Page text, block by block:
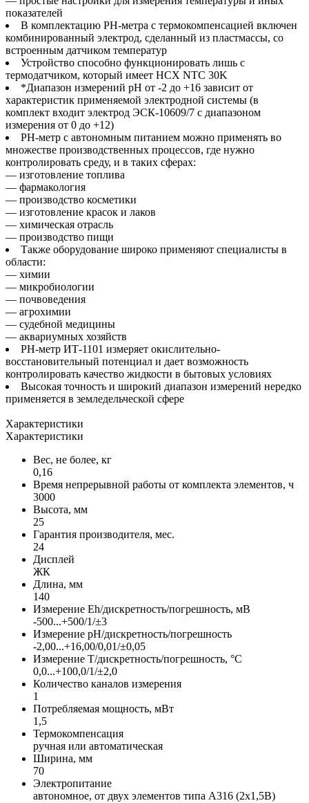
показателей
В комплектацию PH-метра с термокомпенсацией включен
комбинированный электрод, сделанный из пластмассы, со
встроенным датчиком температур
Устройство способно функционировать лишь с
термодатчиком, который имеет HCX NTC 30K
*Диапазон измерений pH от -2 до +16 зависит от
характеристик применяемой электродной системы (в
комплект входит электрод ЭСК-10609/7 с диапазоном
измерения от 0 до +12)
PH-метр с автономным питанием можно применять во
множестве производственных процессов, где нужно
контролировать среду, и в таких сферах:
— изготовление топлива
— фармакология
— производство косметики
— изготовление красок и лаков
— химическая отрасль
— производство пищи
Также оборудование широко применяют специалисты в
области:
— химии
— микробиологии
— почвоведения
— агрохимии
— судебной медицины
— аквариумных хозяйств
PН-метр ИТ-1101 измеряет окислительно-
восстановительный потенциал и дает возможность
контролировать качество жидкости в бытовых условиях
Высокая точность и широкий диапазон измерений нередко
применяется в земледельческой сфере
Характеристики
Характеристики
Вес, не более, кг
0,16
Время непрерывной работы от комплекта элементов, ч
3000
Высота, мм
25
Гарантия производителя, мес.
24
Дисплей
ЖК
Длина, мм
140
Измерение Eh/дискретность/погрешность, мВ
-500...+500/1/±3
Измерение pH/дискретность/погрешность
-2,00...+16,00/0,01/±0,05
Измерение Т/дискретность/погрешность, °С
0,0...+100,0/1/±2,0
Количество каналов измерения
1
Потребляемая мощность, мВт
1,5
Термокомпенсация
ручная или автоматическая
Ширина, мм
70
Электропитание
автономное, от двух элементов типа А316 (2х1,5В)